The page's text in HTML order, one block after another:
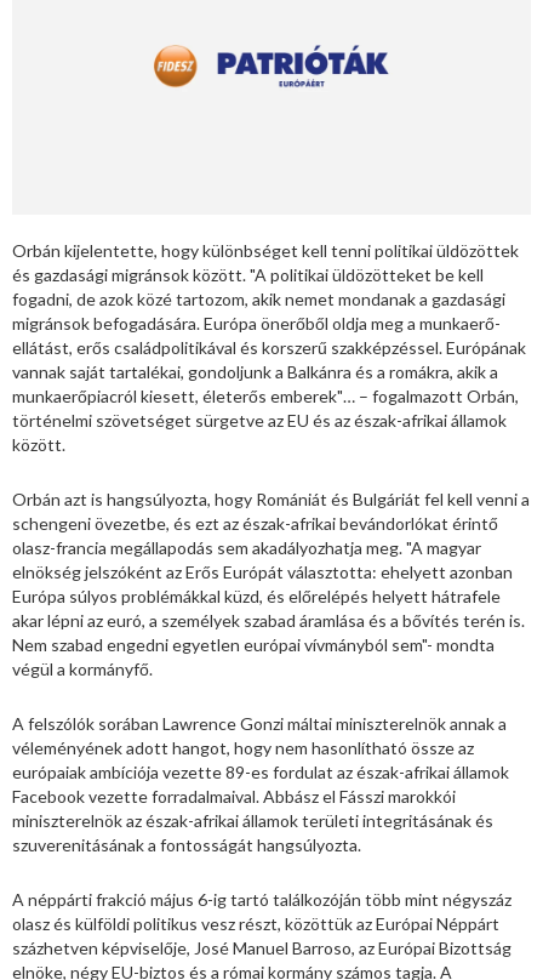
Orbán kijelentette, hogy különbséget kell tenni politikai üldözöttek
és gazdasági migránsok között. "A politikai üldözötteket be kell
fogadni, de azok közé tartozom, akik nemet mondanak a gazdasági
migránsok befogadására. Európa önerőből oldja meg a munkaerő-
ellátást, erős családpolitikával és korszerű szakképzéssel. Európának
vannak saját tartalékai, gondoljunk a Balkánra és a romákra, akik a
munkaerőpiacról kiesett, életerős emberek"… – fogalmazott Orbán,
történelmi szövetséget sürgetve az EU és az észak-afrikai államok
között.
Orbán azt is hangsúlyozta, hogy Romániát és Bulgáriát fel kell venni a
schengeni övezetbe, és ezt az észak-afrikai bevándorlókat érintő
olasz-francia megállapodás sem akadályozhatja meg. "A magyar
elnökség jelszóként az Erős Európát választotta: ehelyett azonban
Európa súlyos problémákkal küzd, és előrelépés helyett hátrafele
akar lépni az euró, a személyek szabad áramlása és a bővítés terén is.
Nem szabad engedni egyetlen európai vívmányból sem"- mondta
végül a kormányfő.
A felszólók sorában Lawrence Gonzi máltai miniszterelnök annak a
véleményének adott hangot, hogy nem hasonlítható össze az
európaiak ambíciója vezette 89-es fordulat az észak-afrikai államok
Facebook vezette forradalmaival. Abbász el Fásszi marokkói
miniszterelnök az észak-afrikai államok területi integritásának és
szuverenitásának a fontosságát hangsúlyozta.
A néppárti frakció május 6-ig tartó találkozóján több mint négyszáz
olasz és külföldi politikus vesz részt, közöttük az Európai Néppárt
százhetven képviselője, José Manuel Barroso, az Európai Bizottság
elnöke, négy EU-biztos és a római kormány számos tagja. A